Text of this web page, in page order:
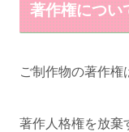
著作権につい
ご制作物の著作権
著作人格権を放棄